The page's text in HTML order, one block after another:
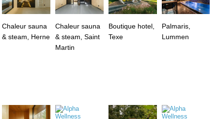
Chaleur sauna
& steam, Herne
Chaleur sauna
& steam, Saint
Martin
Boutique hotel,
Texe
Palmaris,
Lummen